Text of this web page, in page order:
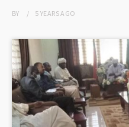
BY 5 YEARSAGO